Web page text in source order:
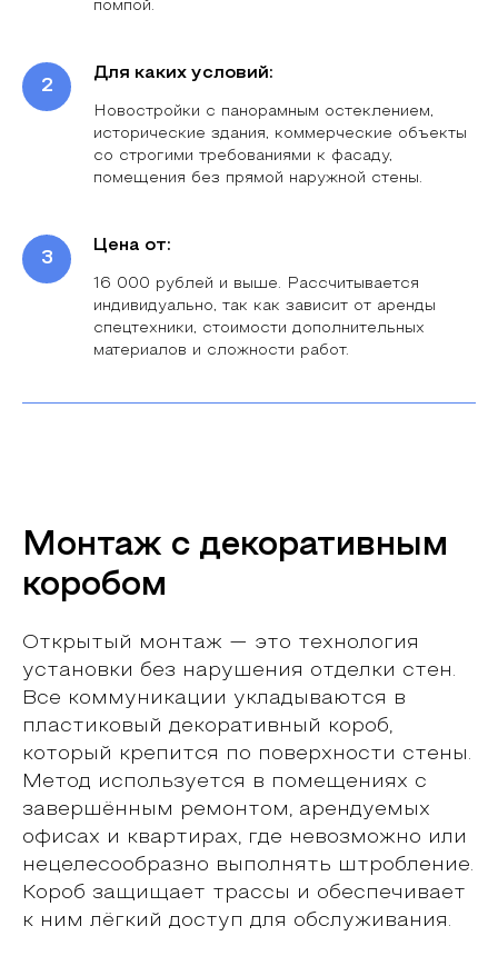
помпой.
Для каких условий:
Новостройки с панорамным остеклением,
исторические здания, коммерческие объекты
со строгими требованиями к фасаду,
помещения без прямой наружной стены.
Цена от:
16 000 рублей и выше. Рассчитывается
индивидуально, так как зависит от аренды
спецтехники, стоимости дополнительных
материалов и сложности работ.
Монтаж с декоративным
коробом
Открытый монтаж — это технология
установки без нарушения отделки стен.
Все коммуникации укладываются в
пластиковый декоративный короб,
который крепится по поверхности стены.
Метод используется в помещениях с
завершённым ремонтом, арендуемых
офисах и квартирах, где невозможно или
нецелесообразно выполнять штробление.
Короб защищает трассы и обеспечивает
к ним лёгкий доступ для обслуживания.